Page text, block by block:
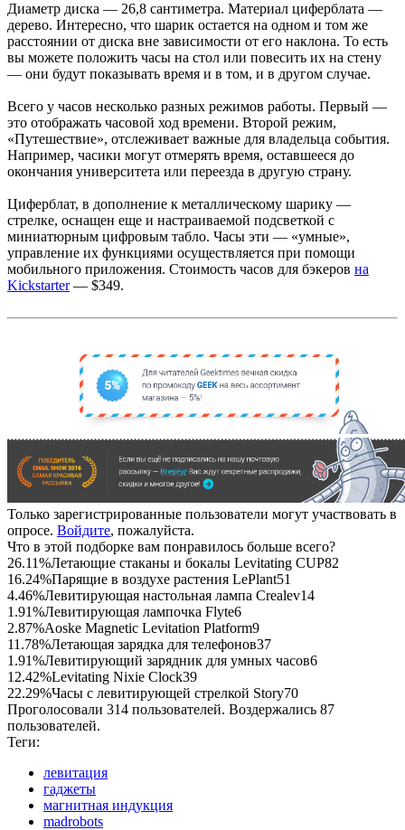
Диаметр диска — 26,8 сантиметра. Материал циферблата —
дерево. Интересно, что шарик остается на одном и том же
расстоянии от диска вне зависимости от его наклона. То есть
вы можете положить часы на стол или повесить их на стену
— они будут показывать время и в том, и в другом случае.
Всего у часов несколько разных режимов работы. Первый —
это отображать часовой ход времени. Второй режим,
«Путешествие», отслеживает важные для владельца события.
Например, часики могут отмерять время, оставшееся до
окончания университета или переезда в другую страну.
Циферблат, в дополнение к металлическому шарику —
стрелке, оснащен еще и настраиваемой подсветкой с
миниатюрным цифровым табло. Часы эти — «умные»,
управление их функциями осуществляется при помощи
мобильного приложения. Стоимость часов для бэкеров на
Kickstarter— $349.
Только зарегистрированные пользователи могут участвовать в
опросе. Войдите, пожалуйста.
Что в этой подборке вам понравилось больше всего?
26.11%Летающие стаканы и бокалы Levitating CUP82
16.24%Парящие в воздухе растения LePlant51
4.46%Левитирующая настольная лампа Crealev14
1.91%Левитирующая лампочка Flyte6
2.87%Aoske Magnetic Levitation Platform9
11.78%Летающая зарядка для телефонов37
1.91%Левитирующий зарядник для умных часов6
12.42%Levitating Nixie Clock39
22.29%Часы с левитирующей стрелкой Story70
Проголосовали 314 пользователей. Воздержались 87
пользователей.
Теги:
левитация
гаджеты
магнитная индукция
madrobots